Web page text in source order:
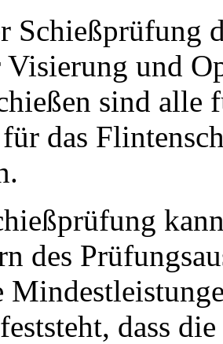
Schießprüfung
und
sind alle
das
des
dass